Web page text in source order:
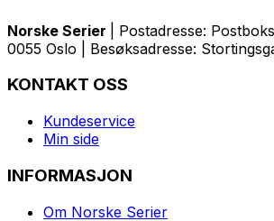
Norske Serier
| Postadresse:
0055 Oslo | Besøksadresse:
KONTAKT OSS
Kundeservice
Min side
INFORMASJON
Om Norske Serier